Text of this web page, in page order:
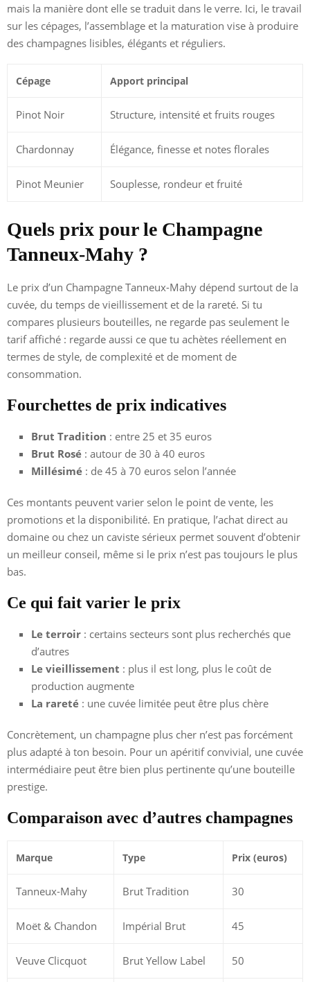
mais la manière dont elle se traduit dans le verre. Ici, le travail
sur les cépages, l’assemblage et la maturation vise à produire
des champagnes lisibles, élégants et réguliers.
Cépage Apport principal
Pinot Noir Structure, intensité et fruits rouges
Chardonnay Élégance, finesse et notes florales
Pinot Meunier Souplesse, rondeur et fruité
Quels prix pour le Champagne
Tanneux-Mahy ?
Le prix d’un Champagne Tanneux-Mahy dépend surtout de la
cuvée, du temps de vieillissement et de la rareté. Si tu
compares plusieurs bouteilles, ne regarde pas seulement le
tarif affiché : regarde aussi ce que tu achètes réellement en
termes de style, de complexité et de moment de
consommation.
Fourchettes de prix indicatives
Brut Tradition : entre 25 et 35 euros
Brut Rosé : autour de 30 à 40 euros
Millésimé : de 45 à 70 euros selon l’année
Ces montants peuvent varier selon le point de vente, les
promotions et la disponibilité. En pratique, l’achat direct au
domaine ou chez un caviste sérieux permet souvent d’obtenir
un meilleur conseil, même si le prix n’est pas toujours le plus
bas.
Ce qui fait varier le prix
Le terroir : certains secteurs sont plus recherchés que
d’autres
Le vieillissement : plus il est long, plus le coût de
production augmente
La rareté : une cuvée limitée peut être plus chère
Concrètement, un champagne plus cher n’est pas forcément
plus adapté à ton besoin. Pour un apéritif convivial, une cuvée
intermédiaire peut être bien plus pertinente qu’une bouteille
prestige.
Comparaison avec d’autres champagnes
Marque Type Prix (euros)
Tanneux-Mahy Brut Tradition 30
Moët & Chandon Impérial Brut 45
Veuve Clicquot Brut Yellow Label 50